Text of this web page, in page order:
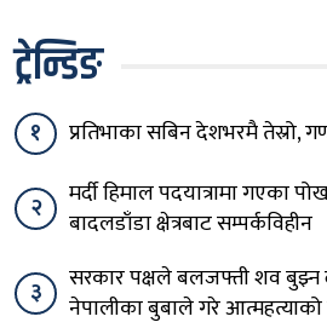
ट्रेन्डिङ
१ प्रतिभाका सबिन देशभरमै तेस्रो,
२
मर्दी हिमाल पदयात्रामा गएका
बादलडाँडा क्षेत्रबाट सम्पर्कविहीन
३
सरकार पक्षले बलजफ्ती शव
नेपालीका बुबाले गरे आत्महत्याको